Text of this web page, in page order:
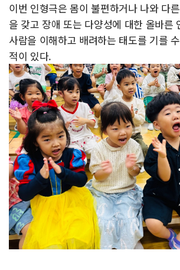
이번 인형극은 몸이 불편하거나 나와 다
을 갖고 장애 또는 다양성에 대한 올바른
사람을 이해하고 배려하는 태도를 기를
적이 있다.